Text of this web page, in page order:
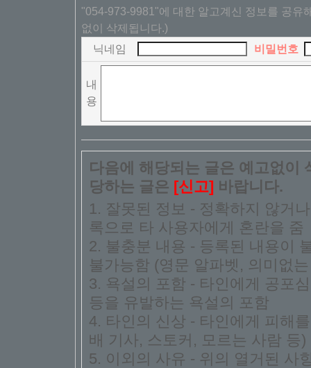
"054-973-9981"에 대한 알고계신 정보를 공유
없이 삭제됩니다.)
닉네임
비밀번호
내
용
다음에 해당되는 글은 예고없이
당하는 글은 [신고] 바랍니다.
1. 잘못된 정보 - 정확하지 않거
록으로 타 사용자에게 혼란을 줌
2. 불충분 내용 - 등록된 내용이
불가능함 (영문 알파벳, 의미없
3. 욕설의 포함 - 타인에게 공포
등을 유발하는 욕설의 포함
4. 타인의 신상 - 타인에게 피해
배 기사, 스토커, 모르는 사람 등)
5. 이외의 사유 - 위의 열거된 사